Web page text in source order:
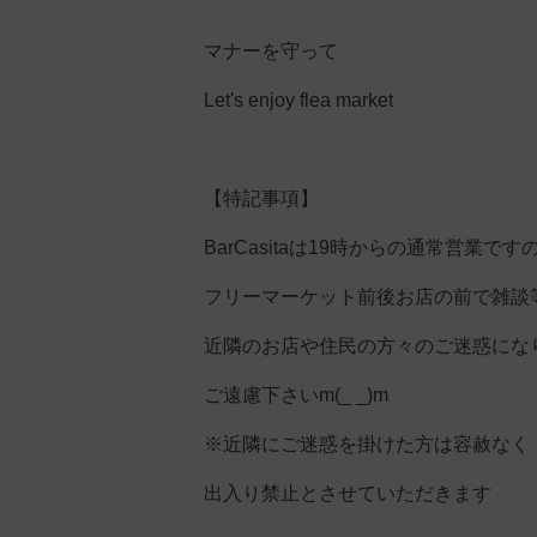
マナーを守って
Let's enjoy flea market
【特記事項】
BarCasitaは19時からの通常営業です
フリーマーケット前後お店の前で雑談
近隣のお店や住民の方々のご迷惑にな
ご遠慮下さいm(_ _)m
※近隣にご迷惑を掛けた方は容赦なく
出入り禁止とさせていただきます